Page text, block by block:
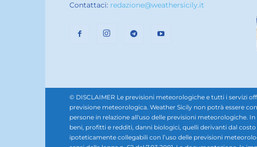
Contattaci: redazione@weathersicily.it
© DISCLAIMER Le previsioni meteorologiche e tutti i servizi
previsione meteorologica. Weather Sicily non potrà essere
persone in relazione all'uso delle previsioni meteorologiche.
beni, profitti e redditi, danni biologici, quelli derivanti dal
ipoteticamente collegabili con l’uso delle previsioni